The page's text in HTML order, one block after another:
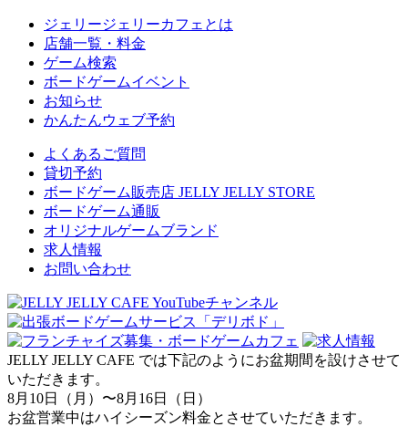
ジェリージェリーカフェとは
店舗一覧・料金
ゲーム検索
ボードゲームイベント
お知らせ
かんたんウェブ予約
よくあるご質問
貸切予約
ボードゲーム販売店 JELLY JELLY STORE
ボードゲーム通販
オリジナルゲームブランド
求人情報
お問い合わせ
JELLY JELLY CAFE では下記のようにお盆期間を設けさせて
いただきます。
8月10日（月）〜8月16日（日）
お盆営業中はハイシーズン料金とさせていただきます。